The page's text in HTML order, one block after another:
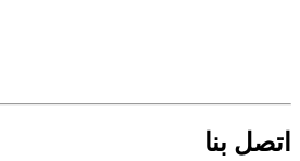
اتصل بنا